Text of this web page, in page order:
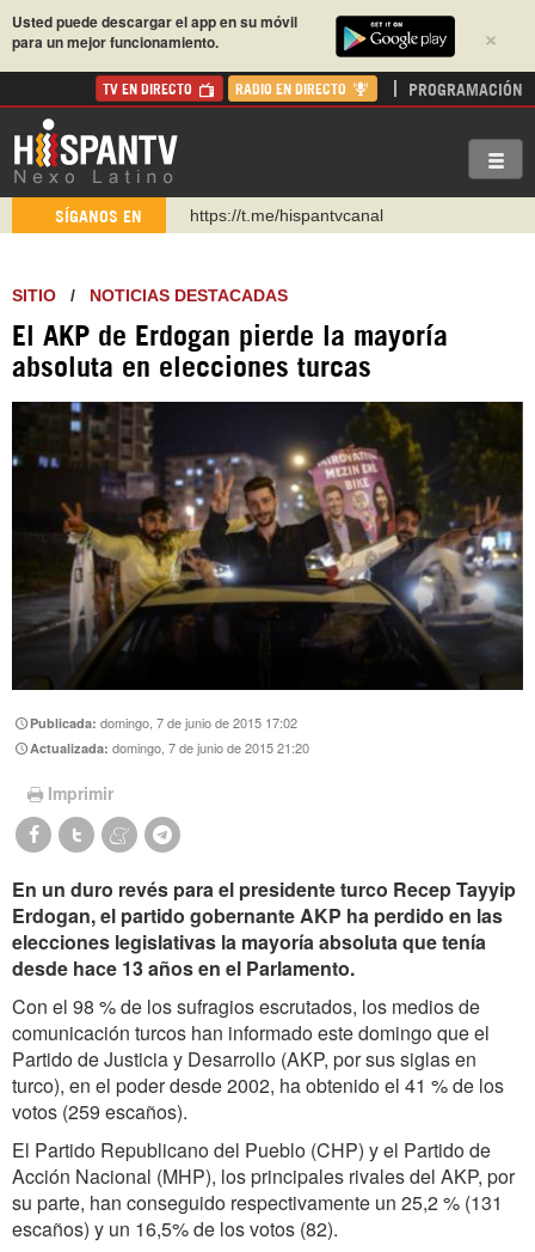
×
Usted puede descargar el app en su móvil
para un mejor funcionamiento.
TV EN DIRECTO RADIO EN DIRECTO PROGRAMACIÓN
SÍGANOS EN
https://t.me/hispantvcanal
WhatsApp y Viber: +98 921 79 29 404
Instagram como: hispan_tv
https://www.facebook.com/Nexolatino.Canal
http://twitter.com/nexo_latino
SITIO / NOTICIAS DESTACADAS
El AKP de Erdogan pierde la mayoría
absoluta en elecciones turcas
Publicada:domingo, 7 de junio de 2015 17:02
Actualizada:domingo, 7 de junio de 2015 21:20
Imprimir
En un duro revés para el presidente turco Recep Tayyip
Erdogan, el partido gobernante AKP ha perdido en las
elecciones legislativas la mayoría absoluta que tenía
desde hace 13 años en el Parlamento.
Con el 98 % de los sufragios escrutados, los medios de
comunicación turcos han informado este domingo que el
Partido de Justicia y Desarrollo (AKP, por sus siglas en
turco), en el poder desde 2002, ha obtenido el 41 % de los
votos (259 escaños).
El Partido Republicano del Pueblo (CHP) y el Partido de
Acción Nacional (MHP), los principales rivales del AKP, por
su parte, han conseguido respectivamente un 25,2 % (131
escaños) y un 16,5% de los votos (82).